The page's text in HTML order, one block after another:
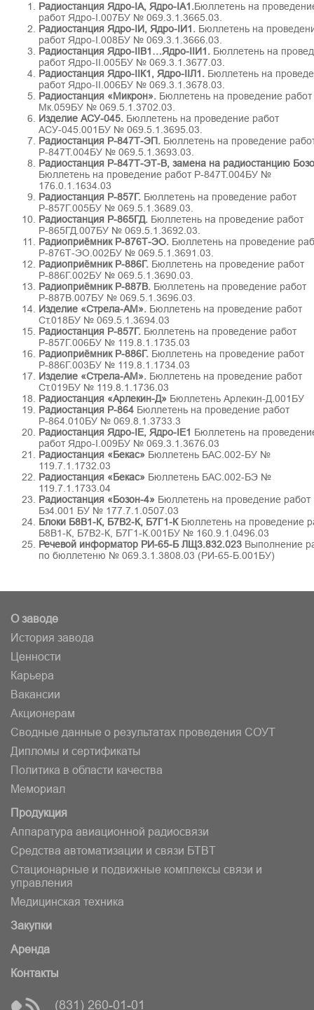
Радиостанция Ядро-IА, Ядро-IА1.Бюллетень на
работ Ядро-I.007БУ № 069.3.1.3665.03.
Радиостанция Ядро-IИ, Ядро-IИ1. Бюллетень на
работ Ядро-I.008БУ № 069.3.1.3666.03.
Радиостанция Ядро-IIВ1…Ядро-IIИ1. Бюллетень на
работ Ядро-II.005БУ № 069.3.1.3677.03.
Радиостанция Ядро-IIК1, Ядро-IIЛ1. Бюллетень на
работ Ядро-II.006БУ № 069.3.1.3678.03.
Радиостанция «Микрон». Бюллетень на проведение работ
Мк.059БУ № 069.5.1.3702.03.
Изделие АСУ-045. Бюллетень на проведение работ
АСУ-045.001БУ № 069.5.1.3695.03.
Радиостанция Р-847Т-ЭП. Бюллетень на проведение
Р-847Т.004БУ № 069.5.1.3693.03.
Радиостанция Р-847Т-ЭТ-В, замена на радиостанцию
Бюллетень на проведение работ Р-847Т.004БУ №
176.0.1.1634.03
Радиостанция Р-857Г. Бюллетень на проведение работ
Р-857Г.005БУ № 069.5.1.3689.03.
Радиостанция Р-865ГД. Бюллетень на проведение работ
Р-865ГД.007БУ № 069.5.1.3692.03.
Радиоприёмник Р-876Т-ЭО. Бюллетень на проведение
Р-876Т-ЭО.002БУ № 069.5.1.3691.03.
Радиоприёмник Р-886Г. Бюллетень на проведение работ
Р-886Г.002БУ № 069.5.1.3690.03.
Радиоприёмник Р-887В. Бюллетень на проведение работ
Р-887В.007БУ № 069.5.1.3696.03.
Изделие «Стрела-АМ». Бюллетень на проведение работ
Ст.018БУ № 069.5.1.3694.03
Радиостанция Р-857Г. Бюллетень на проведение работ
Р-857Г.006БУ № 119.8.1.1735.03
Радиоприёмник Р-886Г. Бюллетень на проведение работ
Р-886Г.003БУ № 119.8.1.1734.03
Изделие «Стрела-АМ». Бюллетень на проведение работ
Ст.019БУ № 119.8.1.1736.03
Радиостанция «Арлекин-Д» Бюллетень Арлекин-Д.001БУ
Радиостанция Р-864 Бюллетень на проведение работ
Р-864.010БУ № 069.8.1.3733.3
Радиостанция Ядро-IE, Ядро-IE1 Бюллетень на
работ Ядро-I.009БУ № 069.3.1.3676.03
Радиостанция «Бекас» Бюллетень БАС.002-БУ №
119.7.1.1732.03
Радиостанция «Бекас» Бюллетень БАС.002-БЭ №
119.7.1.1733.04
Радиостанция «Бозон-4» Бюллетень на проведение работ
Бз4.001 БУ № 177.7.1.0507.03
Блоки Б8В1-К, Б7В2-К, Б7Г1-КБюллетень на проведение
Б8В1-К, Б7В2-К, Б7Г1-К.001БУ № 160.9.1.0496.03
Речевой информатор РИ-65-Б ЛЩ3.832.023 Выполнение
по бюллетеню № 069.3.1.3808.03 (РИ-65-Б.001БУ)
О заводе
История завода
Ценности
Карьера
Вакансии
Акционерам
Сводные данные о результатах проведения СОУТ
Дипломы и сертификаты
Политика в области качества
Мемориал
Продукция
Аппаратура авиационной радиосвязи
Средства автоматизации и связи БТВT
Стационарные и подвижные комплексы связи и
управления
Медицинская техника
Закупки
Аренда
Контакты
(831) 260-01-01